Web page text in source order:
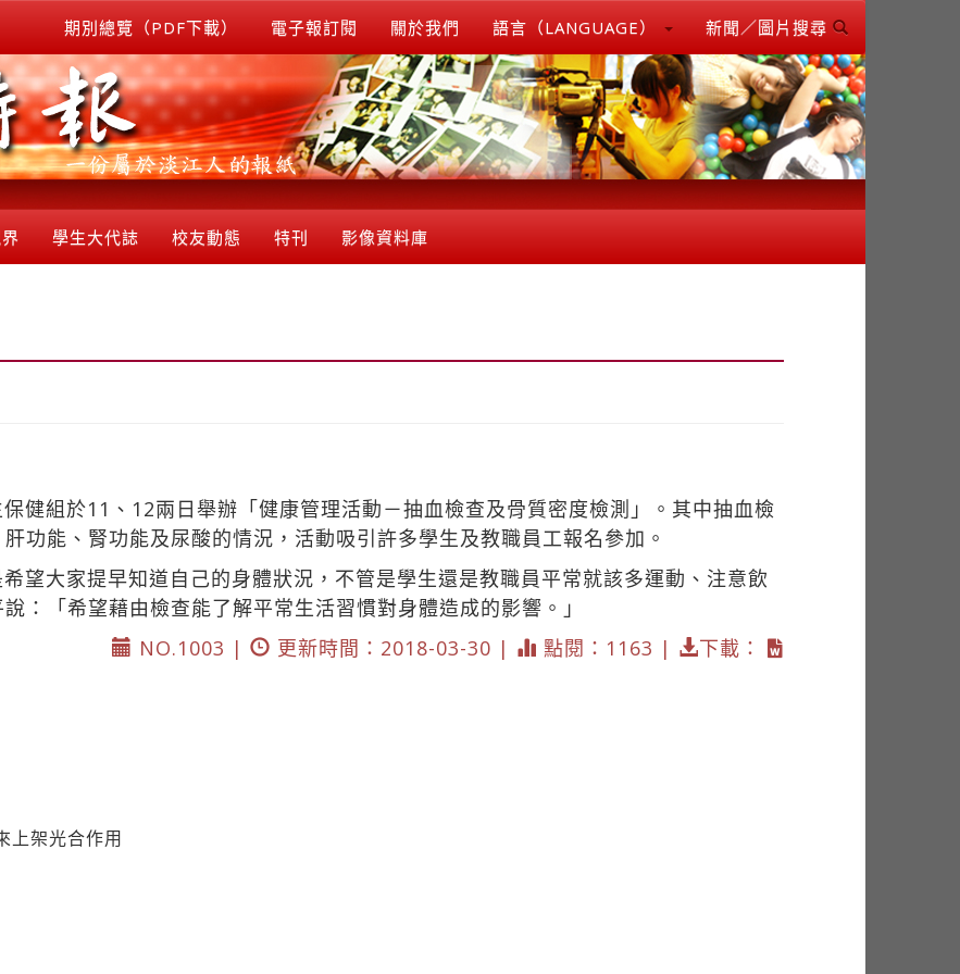
期別總覽（PDF下載） 電子報訂閱 關於我們 語言（LANGUAGE） 新聞／圖片搜尋
學生大代誌 校友動態 特刊 影像資料庫
保健組於11、12兩日舉辦「健康管理活動－抽血檢查及骨質密度檢測」。其中抽血檢
功能、腎功能及尿酸的情況，活動吸引許多學生及教職員工報名參加。
望大家提早知道自己的身體狀況，不管是學生還是教職員平常就該多運動、注意飲
：「希望藉由檢查能了解平常生活習慣對身體造成的影響。」
NO.1003 |
更新時間：2018-03-30 | 點閱：1163 | 下載：
上架光合作用